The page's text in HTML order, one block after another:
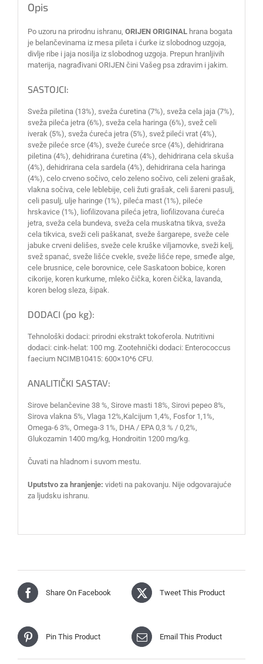
Opis
Po uzoru na prirodnu ishranu, ORIJEN ORIGINALhrana bogata
je belančevinama iz mesa pileta i ćurke iz slobodnog uzgoja,
divlje ribe i jaja nosilja iz slobodnog uzgoja. Prepun hranljivih
materija, nagrađivani ORIJEN čini Vašeg psa zdravim i jakim.
SASTOJCI:
Sveža piletina (13%), sveža ćuretina (7%), sveža cela jaja (7%),
sveža pileća jetra (6%), sveža cela haringa (6%), svež celi
iverak (5%), sveža ćureća jetra (5%), svež pileći vrat (4%),
sveže pileće srce (4%), sveže ćureće srce (4%), dehidrirana
piletina (4%), dehidrirana ćuretina (4%), dehidrirana cela skuša
(4%), dehidrirana cela sardela (4%), dehidrirana cela haringa
(4%), celo crveno sočivo, celo zeleno sočivo, celi zeleni grašak,
vlakna sočiva, cele leblebije, celi žuti grašak, celi šareni pasulj,
celi pasulj, ulje haringe (1%), pileća mast (1%), pileće
hrskavice (1%), liofilizovana pileća jetra, liofilizovana ćureća
jetra, sveža cela bundeva, sveža cela muskatna tikva, sveža
cela tikvica, sveži celi paškanat, sveže šargarepe, sveže cele
jabuke crveni delišes, sveže cele kruške viljamovke, sveži kelj,
svež spanać, sveže lišće cvekle, sveže lišće repe, smeđe alge,
cele brusnice, cele borovnice, cele Saskatoon bobice, koren
cikorije, koren kurkume, mleko čička, koren čička, lavanda,
koren belog sleza, šipak.
DODACI (po kg):
Tehnološki dodaci: prirodni ekstrakt tokoferola. Nutritivni
dodaci: cink-helat: 100 mg. Zootehnički dodaci: Enterococcus
faecium NCIMB10415: 600×10^6 CFU.
ANALITIČKI SASTAV:
Sirove belančevine 38 %, Sirove masti 18%, Sirovi pepeo 8%,
Sirova vlakna 5%, Vlaga 12%,Kalcijum 1,4%, Fosfor 1,1%,
Omega-6 3%, Omega-3 1%, DHA / EPA 0,3 % / 0,2%,
Glukozamin 1400 mg/kg, Hondroitin 1200 mg/kg.
Čuvati na hladnom i suvom mestu.
Uputstvo za hranjenje: videti na pakovanju. Nije odgovarajuće
za ljudsku ishranu.
Share On Facebook Tweet This Product
Pin This Product Email This Product